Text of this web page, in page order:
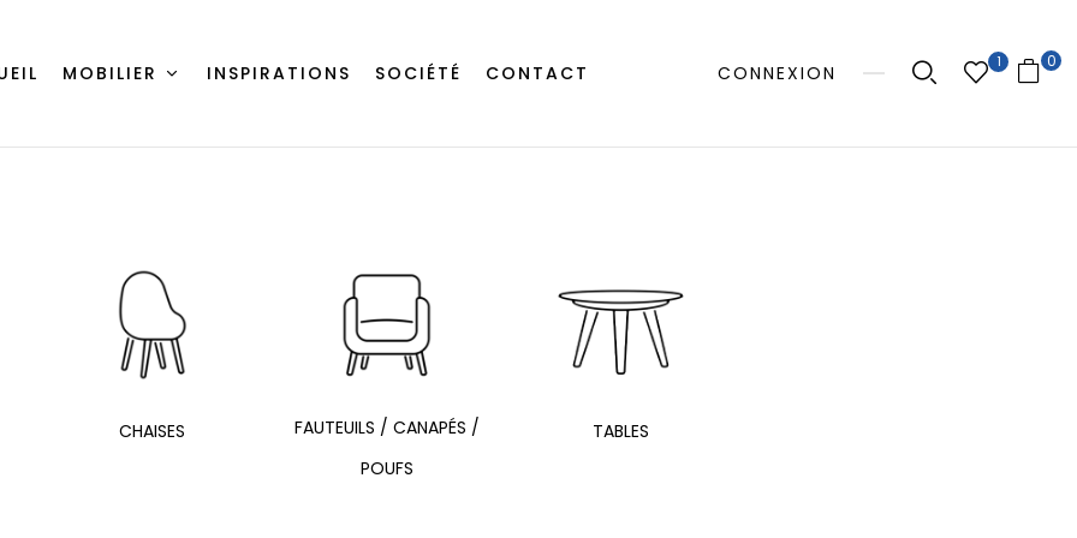
MOBILIER INSPIRATIONS SOCIÉTÉ CONTACT CONNEXION
1 0
CHAISES
FAUTEUILS / CANAPÉS /
POUFS
TABLES